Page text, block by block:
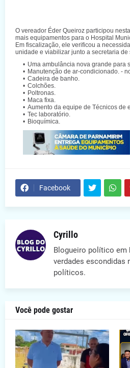
O vereador Éder Queiroz participou
mais equipamentos para o Hospital
Em fiscalização, ele verificou a
unidade e viabilizar junto a secretaria
Uma ambulância nova grande para
Manutenção de ar-condicionado. -
Cadeira de banho.
Colchões.
Poltronas.
Maca fixa.
Aumento da equipe de Técnicos de
Tec laboratório.
Bioquímica.
Facebook
Cyrillo
Blogueiro político em
verdades escondidas
políticos.
Você pode gostar